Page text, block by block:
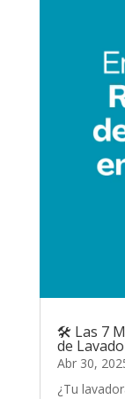
🛠️ Las 7
de
Abr 30,
¿Tu